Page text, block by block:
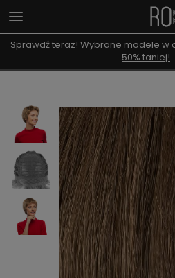
Sprawdź teraz! Wybrane modele w
50% taniej!